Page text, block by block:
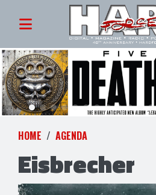
HOME AGENDA
Eisbrecher